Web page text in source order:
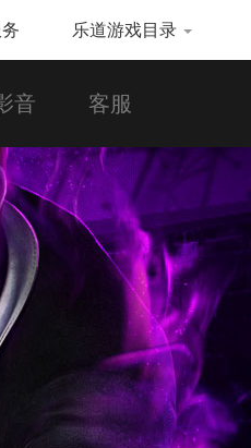
乐道游戏目录
音 客服